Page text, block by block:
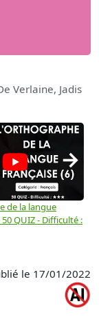
Verlaine, Jadis
de la langue
QUIZ - Difficulté :
→
le 17/01/2022